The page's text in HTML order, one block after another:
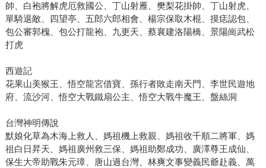
帥、白袍將解虎厄救國公、丁山射雁、樊梨花掛帥、丁山射虎、
單騎退敵、四望亭、五郎六郎相會、楊宗保取木棍、摸痣認包、
包公審郭槐、包公打龍袍、九更天、蔡襄建洛陽橋、景陽崗武松
打虎
西遊記
花果山美猴王、悟空龍宮借寶、孫行者敗走南天門、李世民遊地
府、流沙河、悟空大戰鐵扇公主、悟空大戰牛魔王、盤絲洞
台灣神明傳說
默娘化草為木海上救人、媽祖機上救親、媽祖收千順二將軍、媽
祖白日昇天、媽祖廣州救三保、媽祖助鄭成功、廣澤尊王成仙、
保生大帝助戰朱元璋、唐山過台灣、林爽文事變義民爺赴義、萬